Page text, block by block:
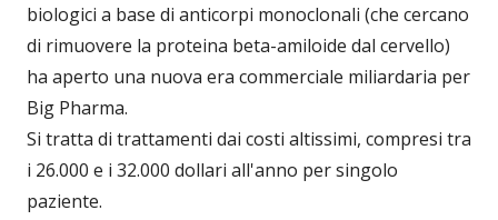
biologici a base di anticorpi monoclonali (che cercano
di rimuovere la proteina beta-amiloide dal cervello)
ha aperto una nuova era commerciale miliardaria per
Big Pharma.
Si tratta di trattamenti dai costi altissimi, compresi tra
i 26.000 e i 32.000 dollari all'anno per singolo
paziente.